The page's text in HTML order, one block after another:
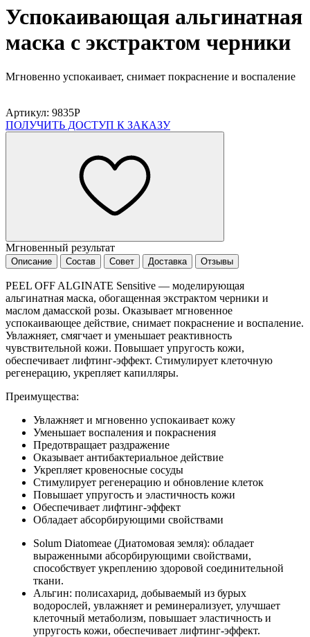
Успокаивающая альгинатная
маска с экстрактом черники
Мгновенно успокаивает, снимает покраснение и воспаление
Артикул: 9835P
ПОЛУЧИТЬ ДОСТУП К ЗАКАЗУ
Мгновенный результат
Описание Состав Совет Доставка Отзывы
PEEL OFF ALGINATE Sensitive — моделирующая
альгинатная маска, обогащенная экстрактом черники и
маслом дамасской розы. Оказывает мгновенное
успокаивающее действие, снимает покраснение и воспаление.
Увлажняет, смягчает и уменьшает реактивность
чувствительной кожи. Повышает упругость кожи,
обеспечивает лифтинг-эффект. Стимулирует клеточную
регенерацию, укрепляет капилляры.
Преимущества:
Увлажняет и мгновенно успокаивает кожу
Уменьшает воспаления и покраснения
Предотвращает раздражение
Оказывает антибактериальное действие
Укрепляет кровеносные сосуды
Стимулирует регенерацию и обновление клеток
Повышает упругость и эластичность кожи
Обеспечивает лифтинг-эффект
Обладает абсорбирующими свойствами
Solum Diatomeae (Диатомовая земля): обладает
выраженными абсорбирующими свойствами,
способствует укреплению здоровой соединительной
ткани.
Альгин: полисахарид, добываемый из бурых
водорослей, увлажняет и реминерализует, улучшает
клеточный метаболизм, повышает эластичность и
упругость кожи, обеспечивает лифтинг-эффект.